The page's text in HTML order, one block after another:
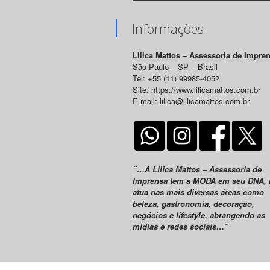
Informações
Lilica Mattos – Assessoria de
São Paulo – SP – Brasil
Tel: +55 (11) 99985-4052
Site: https://www.lilicamattos.com.br
E-mail: lilica@lilicamattos.com.br
“…A Lilica Mattos – Assessoria de
Imprensa tem a MODA em seu DNA,
atua nas mais diversas áreas como
beleza, gastronomia, decoração,
negócios e lifestyle, abrangendo as
mídias e redes sociais…”